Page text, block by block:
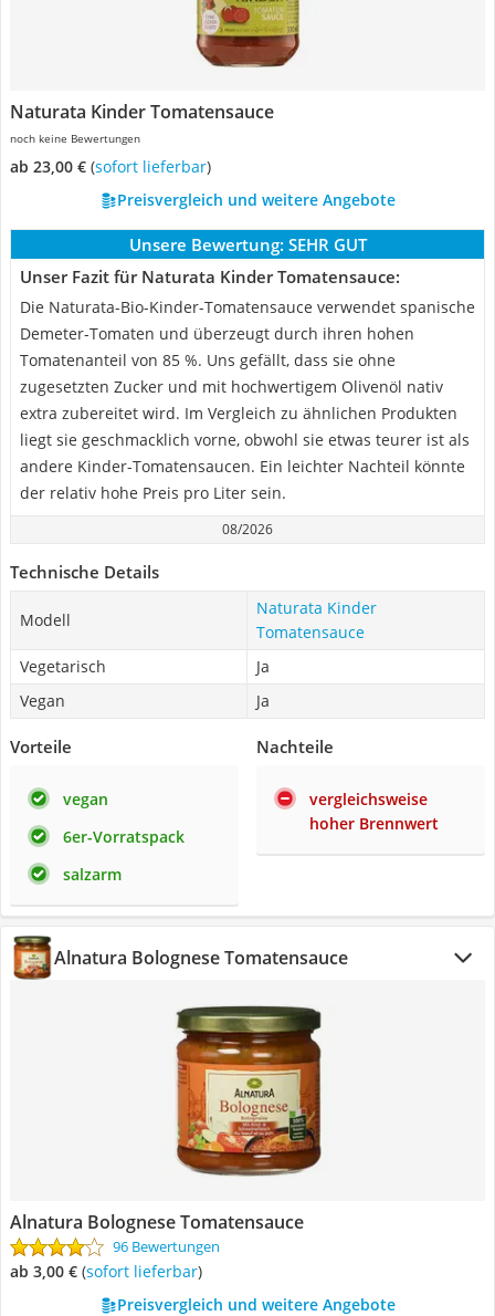
Naturata Kinder Tomatensauce
noch keine Bewertungen
ab 23,00 € ( Sofort lieferbar)
Preisvergleich und weitere Angebote
Unsere Bewertung: SEHR GUT
Unser Fazit für Naturata Kinder Tomatensauce:
Die Naturata-Bio-Kinder-Tomatensauce verwendet spanische
Demeter-Tomaten und überzeugt durch ihren hohen
Tomatenanteil von 85 %. Uns gefällt, dass sie ohne
zugesetzten Zucker und mit hochwertigem Olivenöl nativ
extra zubereitet wird. Im Vergleich zu ähnlichen Produkten
liegt sie geschmacklich vorne, obwohl sie etwas teurer ist als
andere Kinder-Tomatensaucen. Ein leichter Nachteil könnte
der relativ hohe Preis pro Liter sein.
08/2026
Technische Details
Modell
Naturata Kinder
Tomatensauce
Vegetarisch
Ja
Vegan
Ja
Vorteile
vegan
6er-Vorratspack
salzarm
Nachteile
vergleichsweise
hoher Brennwert
Alnatura Bolognese Tomatensauce
Alnatura Bolognese Tomatensauce
96 Bewertungen
ab 3,00 € ( Sofort lieferbar)
Preisvergleich und weitere Angebote